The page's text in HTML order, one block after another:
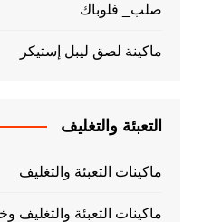
صلب_ فلوباك
ماكينة لصق ليبل إستيكر
التعبئة والتغليف
ماكينات التعبئة والتغليف
ماكينات التعبئة والتغليف